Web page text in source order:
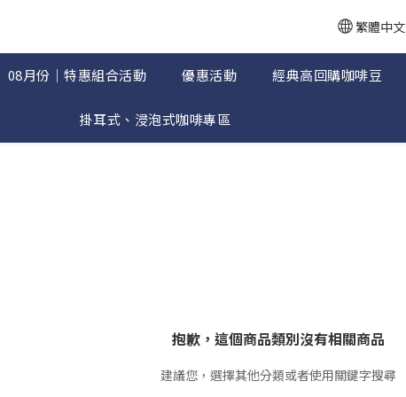
繁體中文
08月份｜特惠組合活動 優惠活動 經典高回購咖啡豆
掛耳式、浸泡式咖啡專區
抱歉，這個商品類別沒有相關商品
建議您，選擇其他分類或者使用關鍵字搜尋